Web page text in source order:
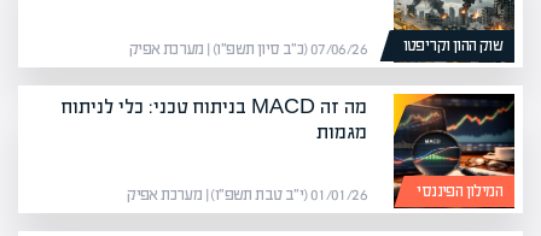
שוק ההון וקריפטו 07/06/26 (כ״ב סיון תשפ״ו) | מערכת אפיק
המילון הפיננסי
מה זה MACD בניתוח טכני: כלי לניתוח
מגמות
01/01/26 (י״ב טבת תשפ״ו) | מערכת אפיק